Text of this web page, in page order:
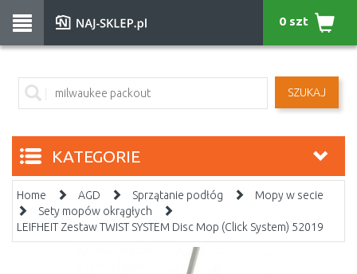
SZUKAJ
0 szt
KATEGORIE
Home AGD Sprzątanie podłóg
Mopy w secie
Sety mopów okrągłych
LEIFHEIT Zestaw TWIST SYSTEM Disc Mop (Click System) 52019